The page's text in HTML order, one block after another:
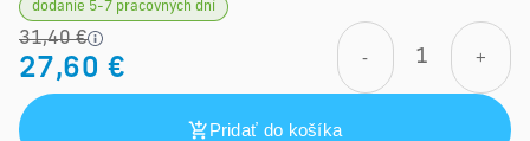
dodanie 5-7 pracovných dní
31,40 €
27,60 € - +
Pridať do košíka